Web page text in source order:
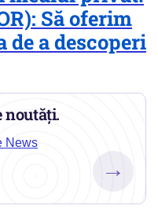
Să oferim
a descoperi
noutăți.
News
→